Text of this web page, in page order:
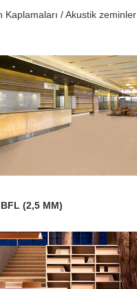
Kaplamaları / Akustik zeminler
(2,5 MM)